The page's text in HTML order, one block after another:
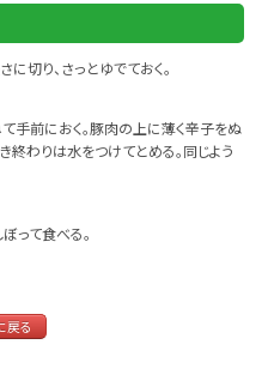
切り、さっとゆでておく。
手前におく。豚肉の上に薄く辛子をぬ
終わりは水をつけてとめる。同じよう
って食べる。
戻る